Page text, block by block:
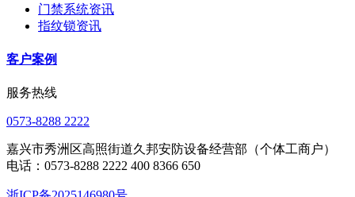
门禁系统资讯
指纹锁资讯
客户案例
服务热线
0573-8288 2222
嘉兴市秀洲区高照街道久邦安防设备经营部（个体工商户）
电话：0573-8288 2222 400 8366 650